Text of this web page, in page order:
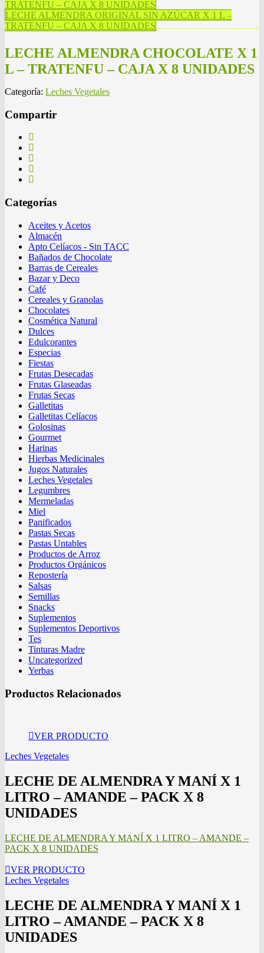
TRATENFU – CAJA X 8 UNIDADES
LECHE ALMENDRA ORIGINAL SIN AZÚCAR X 1 L –
TRATENFU – CAJA X 8 UNIDADES
LECHE ALMENDRA CHOCOLATE X 1
L – TRATENFU – CAJA X 8 UNIDADES
Categoría: Leches Vegetales
Compartir
Categorías
Aceites y Acetos
Almacén
Apto Celíacos - Sin TACC
Bañados de Chocolate
Barras de Cereales
Bazar y Deco
Café
Cereales y Granolas
Chocolates
Cosmética Natural
Dulces
Edulcorantes
Especias
Fiestas
Frutas Desecadas
Frutas Glaseadas
Frutas Secas
Galletitas
Galletitas Celíacos
Golosinas
Gourmet
Harinas
Hierbas Medicinales
Jugos Naturales
Leches Vegetales
Legumbres
Mermeladas
Miel
Panificados
Pastas Secas
Pastas Untables
Productos de Arroz
Productos Orgánicos
Repostería
Salsas
Semillas
Snacks
Suplementos
Suplementos Deportivos
Tes
Tinturas Madre
Uncategorized
Yerbas
Productos Relacionados
VER PRODUCTO
Leches Vegetales
LECHE DE ALMENDRA Y MANÍ X 1
LITRO – AMANDE – PACK X 8
UNIDADES
LECHE DE ALMENDRA Y MANÍ X 1 LITRO – AMANDE –
PACK X 8 UNIDADES
VER PRODUCTO
Leches Vegetales
LECHE DE ALMENDRA Y MANÍ X 1
LITRO – AMANDE – PACK X 8
UNIDADES